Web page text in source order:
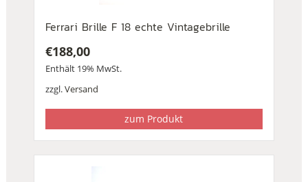
Ferrari Brille F 18 echte Vintagebrille
€188,00
Enthält 19% MwSt.
zzgl.Versand
zum Produkt